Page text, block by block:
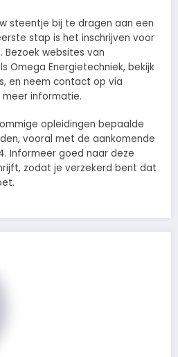
steentje bij te dragen aan een
stap is het inschrijven voor
websites van
Omega Energietechniek, bekijk
en neem contact op via
informatie.
opleidingen bepaalde
vooral met de aankomende
Informeer goed naar deze
zodat je verzekerd bent dat